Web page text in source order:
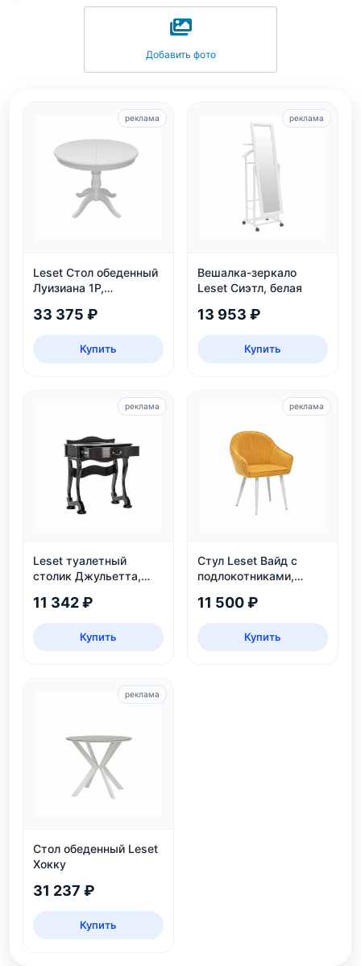
Добавить фото
Leset Стол обеденный
Луизиана 1Р,
33 375 ₽
Купить
реклама
Вешалка-зеркало
Leset Сиэтл, белая
13 953 ₽
Купить
реклама
Leset туалетный
столик Джульетта,
11 342 ₽
Купить
реклама
Стул Leset Вайд с
подлокотниками,
11 500 ₽
Купить
реклама
Стол обеденный Leset
Хокку
31 237 ₽
Купить
реклама